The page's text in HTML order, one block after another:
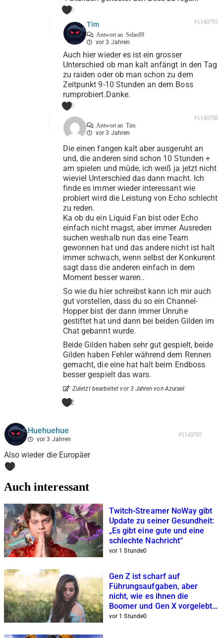
0
Tim
Antwort an Selas89
vor 3 Jahren
#1140795
Auch hier wieder es ist ein grosser
Unterschied ob man kalt anfängt in den Tag
zu raiden oder ob man schon zu dem
Zeitpunkt 9-10 Stunden an dem Boss
rumprobiert.Danke.
0
Antwort an Tim
vor 3 Jahren
#1140798
Die einen fangen kalt aber ausgeruht an
und, die anderen sind schon 10 Stunden +
am spielen und müde, ich weiß ja jetzt nicht
wieviel Unterschied das dann macht. Ich
finde es immer wieder interessant wie
probiert wird die Leistung von Echo schlecht
zu reden.
Ka ob du ein Liquid Fan bist oder Echo
einfach nicht magst, aber immer Ausreden
suchen weshalb nun das eine Team
gewonnen hat und das andere nicht ist halt
immer schwach, wenn selbst der Konkurent
sagt dass die anderen einfach in dem
Moment besser waren..
So wie du hier schreibst kann ich mir auch
gut vorstellen, dass du so ein Channel-
Hopper bist der dann immer Unruhe
gestiftet hat und dann bei beiden Gilden im
Chat gebannt wurde.
Beide Gilden haben sehr gut gespielt, beide
Gilden haben Fehler während dem Rennen
gemacht, die eine hat halt beim Endboss
besser gespielt das wars.
Zuletzt bearbeitet vor 3 Jahren von Azurael
2
Huehuehue
vor 3 Jahren
#1140705
Also wieder die Europäer
0
Auch interessant
Twitch-Streamer NoWay gibt
Update zu seiner Gesundheit:
„Es gibt eine gute und eine
schlechte Nachricht“
vor 1 Stunde0
Gen Z ist scharf auf
Führungsaufgaben, aber
nicht, wie es ihnen die
Boomer und Gen X vorgelebt
haben
vor 1 Stunde0